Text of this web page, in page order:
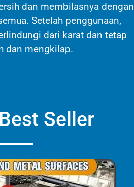
dan membilasnya dengan
Setelah penggunaan,
dari karat dan tetap
dan mengkilap.
Seller